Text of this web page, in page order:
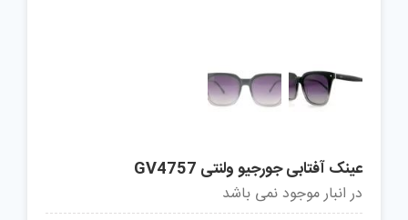
عینک آفتابی جورجیو ولنتی GV4757
در انبار موجود نمی باشد